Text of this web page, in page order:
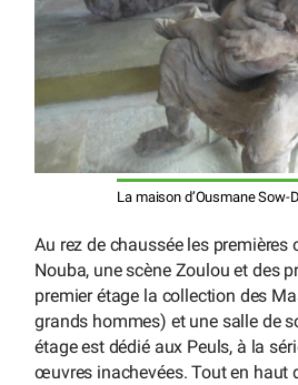
La maison d’Ousmane Sow-
Au rez de chaussée les
Nouba, une scène Zoulou et des
premier étage la collection des
grands hommes) et une salle de
étage est dédié aux Peuls, à la
œuvres inachevées. Tout en haut